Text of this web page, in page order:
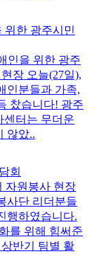
위한 광주시민
인을 위한 광주
장 오늘(27일),
인분들과 가족,
찼습니다! 광주
센터는 무더운
않았..
회
자원봉사 현장
사단 리더분들
행하였습니다.
를 위해 힘써준
반기 팀별 활